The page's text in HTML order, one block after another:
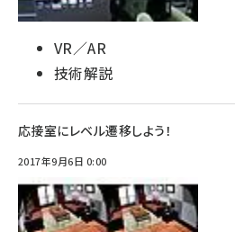
VR／AR
技術解説
応接室にレベル遷移しよう！
2017年9月6日 0:00